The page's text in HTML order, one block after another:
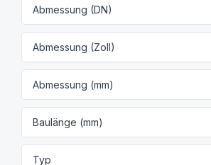
Abmessung (DN)
Abmessung (Zoll)
Abmessung (mm)
Baulänge (mm)
Typ